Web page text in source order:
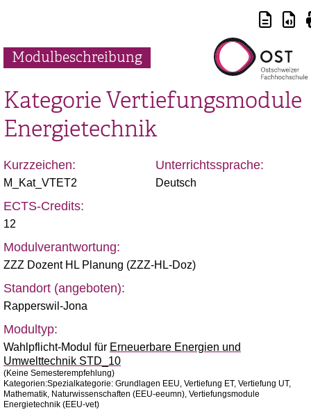
Modulbeschreibung
Kategorie Vertiefungsmodule
Energietechnik
Kurzzeichen:
M_Kat_VTET2
Unterrichtssprache:
Deutsch
ECTS-Credits:
12
Modulverantwortung:
ZZZ Dozent HL Planung (ZZZ-HL-Doz)
Standort (angeboten):
Rapperswil-Jona
Modultyp:
Wahlpflicht-Modul für Erneuerbare Energien und
Umwelttechnik STD_10
(Keine Semesterempfehlung)
Kategorien:Spezialkategorie: Grundlagen EEU, Vertiefung ET, Vertiefung UT,
Mathematik, Naturwissenschaften (EEU-eeumn), Vertiefungsmodule
Energietechnik (EEU-vet)